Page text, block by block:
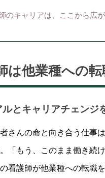
のキャリアは、ここから広が
は他業種への
とキャリアチェンジ
さんの命と向き合う仕事
「もう、このまま働き続
看護師が他業種への転職